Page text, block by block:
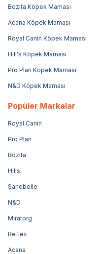
Bozita Köpek Maması
Acana Köpek Maması
Royal Canin Köpek Maması
Hill's Köpek Maması
Pro Plan Köpek Maması
N&D Köpek Maması
Popüler Markalar
Royal Canin
Pro Plan
Bozita
Hills
Sanebelle
N&D
Miratorg
Reflex
Acana